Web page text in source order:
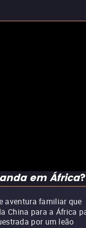
em África?
aventura familiar que
China para a África
por um leão